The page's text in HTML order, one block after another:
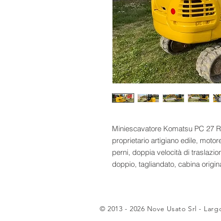
Miniescavatore Komatsu PC 27
proprietario artigiano edile,
perni, doppia velocità di
doppio, tagliandato, cabina
© 2013 - 2026 Nove Usato Srl -